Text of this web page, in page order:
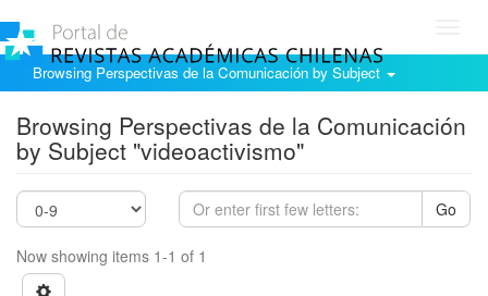
Browsing Perspectivas de la Comunicación by Subject
Browsing Perspectivas de la Comunicación
by Subject "videoactivismo"
Go
Now showing items 1-1 of 1